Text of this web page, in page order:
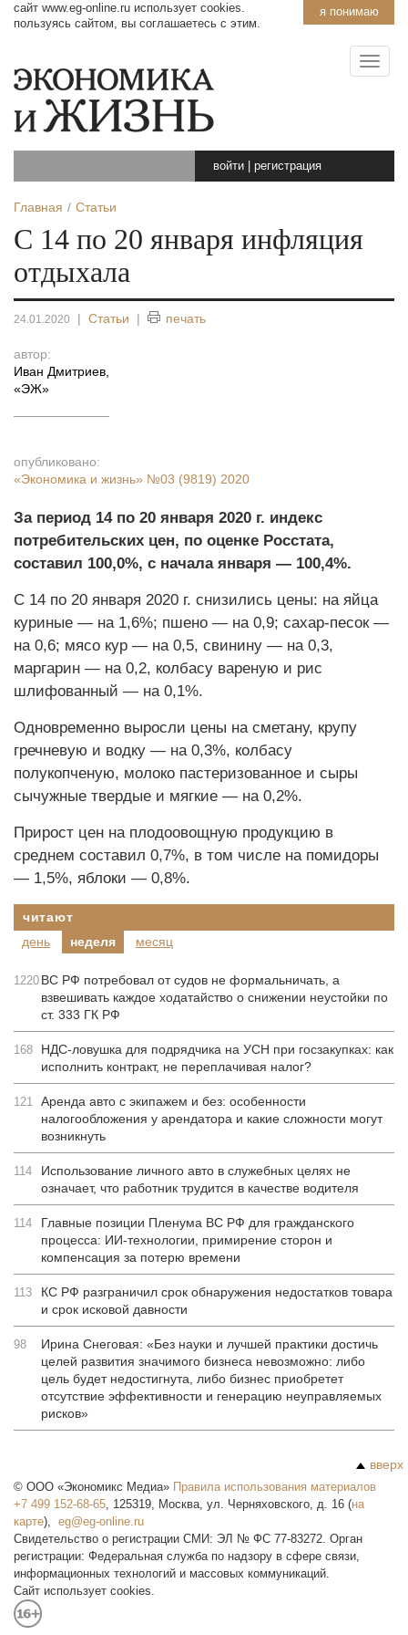
я понимаю
сайт www.eg-online.ru использует cookies.
пользуясь сайтом, вы соглашаетесь с этим.
войти регистрация
Главная Статьи
С 14 по 20 января инфляция
отдыхала
24.01.2020 | Статьи | печать
автор:
Иван Дмитриев
«ЭЖ»
опубликовано:
«Экономика и жизнь» №03 (9819) 2020
За период 14 по 20 января 2020 г. индекс
потребительских цен, по оценке Росстата,
составил 100,0%, с начала января — 100,4%.
С 14 по 20 января 2020 г. снизились цены: на яйца
куриные — на 1,6%; пшено — на 0,9; сахар-песок —
на 0,6; мясо кур — на 0,5, свинину — на 0,3,
маргарин — на 0,2, колбасу вареную и рис
шлифованный — на 0,1%.
Одновременно выросли цены на сметану, крупу
гречневую и водку — на 0,3%, колбасу
полукопченую, молоко пастеризованное и сыры
сычужные твердые и мягкие — на 0,2%.
Прирост цен на плодоовощную продукцию в
среднем составил 0,7%, в том числе на помидоры
— 1,5%, яблоки — 0,8%.
читают
день
неделя месяц
1220 ВС РФ потребовал от судов не формальничать, а
взвешивать каждое ходатайство о снижении неустойки по
ст. 333 ГК РФ
168
НДС-ловушка для подрядчика на УСН при госзакупках: как
исполнить контракт, не переплачивая налог?
121 Аренда авто с экипажем и без: особенности
налогообложения у арендатора и какие сложности могут
возникнуть
114
Использование личного авто в служебных целях не
означает, что работник трудится в качестве водителя
114
Главные позиции Пленума ВС РФ для гражданского
процесса: ИИ-технологии, примирение сторон и
компенсация за потерю времени
113
КС РФ разграничил срок обнаружения недостатков товара
и срок исковой давности
98
Ирина Снеговая: «Без науки и лучшей практики достичь
целей развития значимого бизнеса невозможно: либо
цель будет недостигнута, либо бизнес приобретет
отсутствие эффективности и генерацию неуправляемых
рисков»
вверх
© ООО «Экономикс Медиа» Правила использования материалов
+7 499 152-68-65, 125319, Москва, ул. Черняховского, д. 16 (на
карте),
Свидетельство о регистрации СМИ: ЭЛ № ФС 77-83272. Орган
регистрации: Федеральная служба по надзору в сфере связи,
информационных технологий и массовых коммуникаций.
Сайт использует cookies.